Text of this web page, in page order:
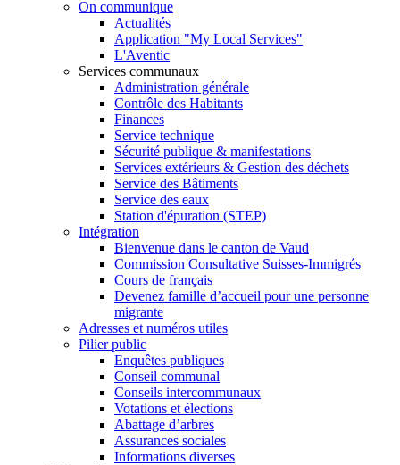
On communique
Actualités
Application "My Local Services"
L'Aventic
Services communaux
Administration générale
Contrôle des Habitants
Finances
Service technique
Sécurité publique & manifestations
Services extérieurs & Gestion des déchets
Service des Bâtiments
Service des eaux
Station d'épuration (STEP)
Intégration
Bienvenue dans le canton de Vaud
Commission Consultative Suisses-Immigrés
Cours de français
Devenez famille d’accueil pour une personne
migrante
Adresses et numéros utiles
Pilier public
Enquêtes publiques
Conseil communal
Conseils intercommunaux
Votations et élections
Abattage d’arbres
Assurances sociales
Informations diverses